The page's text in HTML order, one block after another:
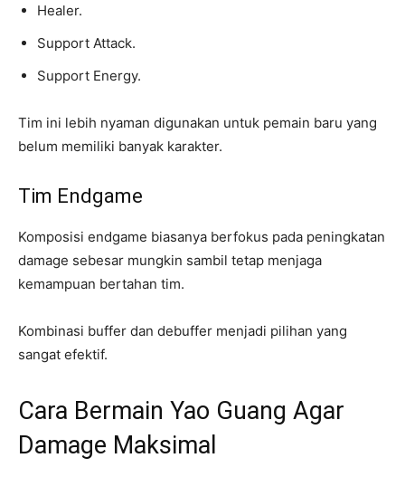
Healer.
Support Attack.
Support Energy.
Tim ini lebih nyaman digunakan untuk pemain baru yang
belum memiliki banyak karakter.
Tim Endgame
Komposisi endgame biasanya berfokus pada peningkatan
damage sebesar mungkin sambil tetap menjaga
kemampuan bertahan tim.
Kombinasi buffer dan debuffer menjadi pilihan yang
sangat efektif.
Cara Bermain Yao Guang Agar
Damage Maksimal